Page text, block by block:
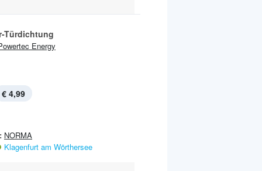
Türdichtung
Energy
€ 4,99
NORMA
Klagenfurt am Wörthersee